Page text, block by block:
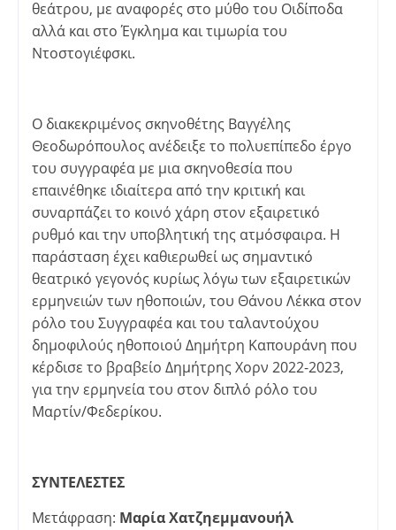
θεάτρου, με αναφορές στο μύθο του Οιδίποδα
αλλά και στο Έγκλημα και τιμωρία του
Ντοστογιέφσκι.
Ο διακεκριμένος σκηνοθέτης Βαγγέλης
Θεοδωρόπουλος ανέδειξε το πολυεπίπεδο έργο
του συγγραφέα με μια σκηνοθεσία που
επαινέθηκε ιδιαίτερα από την κριτική και
συναρπάζει το κοινό χάρη στον εξαιρετικό
ρυθμό και την υποβλητική της ατμόσφαιρα. Η
παράσταση έχει καθιερωθεί ως σημαντικό
θεατρικό γεγονός κυρίως λόγω των εξαιρετικών
ερμηνειών των ηθοποιών, του Θάνου Λέκκα στον
ρόλο του Συγγραφέα και του ταλαντούχου
δημοφιλούς ηθοποιού Δημήτρη Καπουράνη που
κέρδισε το βραβείο Δημήτρης Χορν 2022-2023,
για την ερμηνεία του στον διπλό ρόλο του
Μαρτίν/Φεδερίκου.
ΣΥΝΤΕΛΕΣΤΕΣ
Μετάφραση: Μαρία Χατζηεμμανουήλ